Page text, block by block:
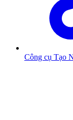
Công cụ Tạo